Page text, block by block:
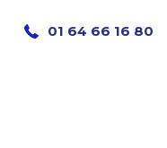
01 64 66 16 80